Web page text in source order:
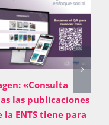
«Consulta
las publicaciones
la ENTS tiene para